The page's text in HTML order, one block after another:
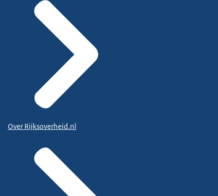
Over Rijksoverheid.nl